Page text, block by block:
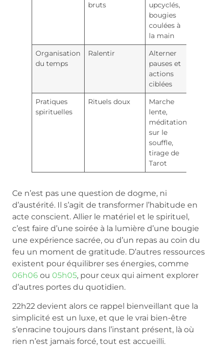
bruts
upcyclés,
bougies
coulées à
la main
Organisation
du temps
Ralentir
Alterner
pauses et
actions
ciblées
Pratiques
spirituelles
Rituels doux
Marche
lente,
méditation
sur le
souffle,
tirage de
Tarot
Ce n’est pas une question de dogme, ni
d’austérité. Il s’agit de transformer l’habitude en
acte conscient. Allier le matériel et le spirituel,
c’est faire d’une soirée à la lumière d’une bougie
une expérience sacrée, ou d’un repas au coin du
feu un moment de gratitude. D’autres ressources
existent pour équilibrer ses énergies, comme
06h06 ou 05h05, pour ceux qui aiment explorer
d’autres portes du quotidien.
22h22 devient alors ce rappel bienveillant que la
simplicité est un luxe, et que le vrai bien-être
s’enracine toujours dans l’instant présent, là où
rien n’est jamais forcé, tout est accueilli.